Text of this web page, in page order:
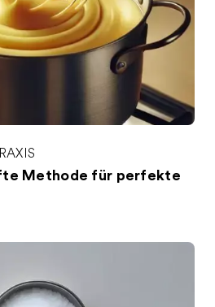
Methode für perfekte